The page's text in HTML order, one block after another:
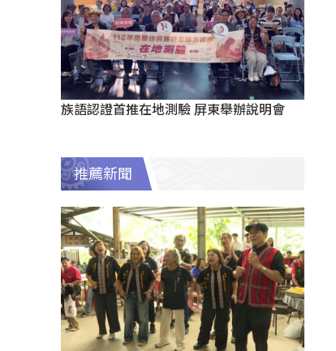
族語認證首推在地測驗 屏東舉辦說明會
推薦新聞